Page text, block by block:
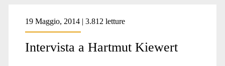
<span>Erthlings</span>
19 Maggio, 2014 | 3.812 letture
Intervista a Hartmut Kiewert